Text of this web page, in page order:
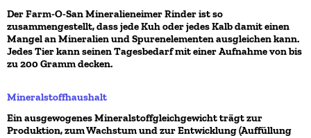
Der Farm-O-San Mineralieneimer Rinder ist so
zusammengestellt, dass jede Kuh oder jedes Kalb damit einen
Mangel an Mineralien und Spurenelementen ausgleichen kann.
Jedes Tier kann seinen Tagesbedarf mit einer Aufnahme von bis
zu 200 Gramm decken.
Mineralstoffhaushalt
Ein ausgewogenes Mineralstoffgleichgewicht trägt zur
Produktion, zum Wachstum und zur Entwicklung (Auffüllung